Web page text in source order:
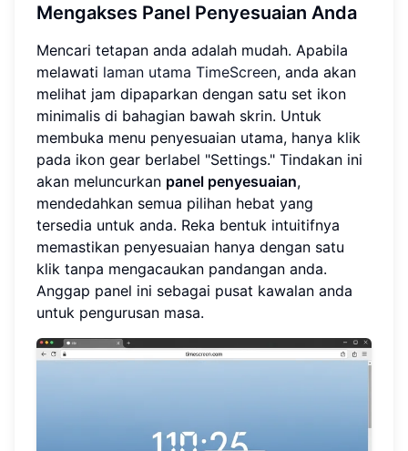
Mengakses Panel Penyesuaian Anda
Mencari tetapan anda adalah mudah. Apabila
melawati laman utama TimeScreen, anda akan
melihat jam dipaparkan dengan satu set ikon
minimalis di bahagian bawah skrin. Untuk
membuka menu penyesuaian utama, hanya klik
pada ikon gear berlabel "Settings." Tindakan ini
akan meluncurkan panel penyesuaian,
mendedahkan semua pilihan hebat yang
tersedia untuk anda. Reka bentuk intuitifnya
memastikan penyesuaian hanya dengan satu
klik tanpa mengacaukan pandangan anda.
Anggap panel ini sebagai pusat kawalan anda
untuk pengurusan masa.